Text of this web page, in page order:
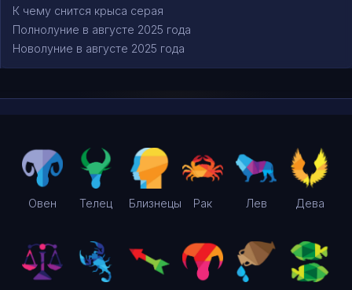
К чему снится крыса серая
Полнолуние в августе 2025 года
Новолуние в августе 2025 года
Овен Телец Близнецы Рак Лев Дева